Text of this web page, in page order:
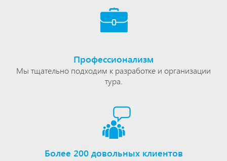
Профессионализм
Мы тщательно подходим к разработке и организации
тура.
Более 200 довольных клиентов